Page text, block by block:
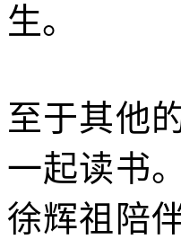
生。
至于其他
一起读书
徐辉祖陪